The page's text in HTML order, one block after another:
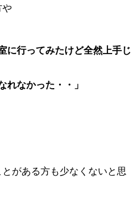
や
に行ってみたけど全然上手じ
れなかった・・」
がある方も少なくないと思